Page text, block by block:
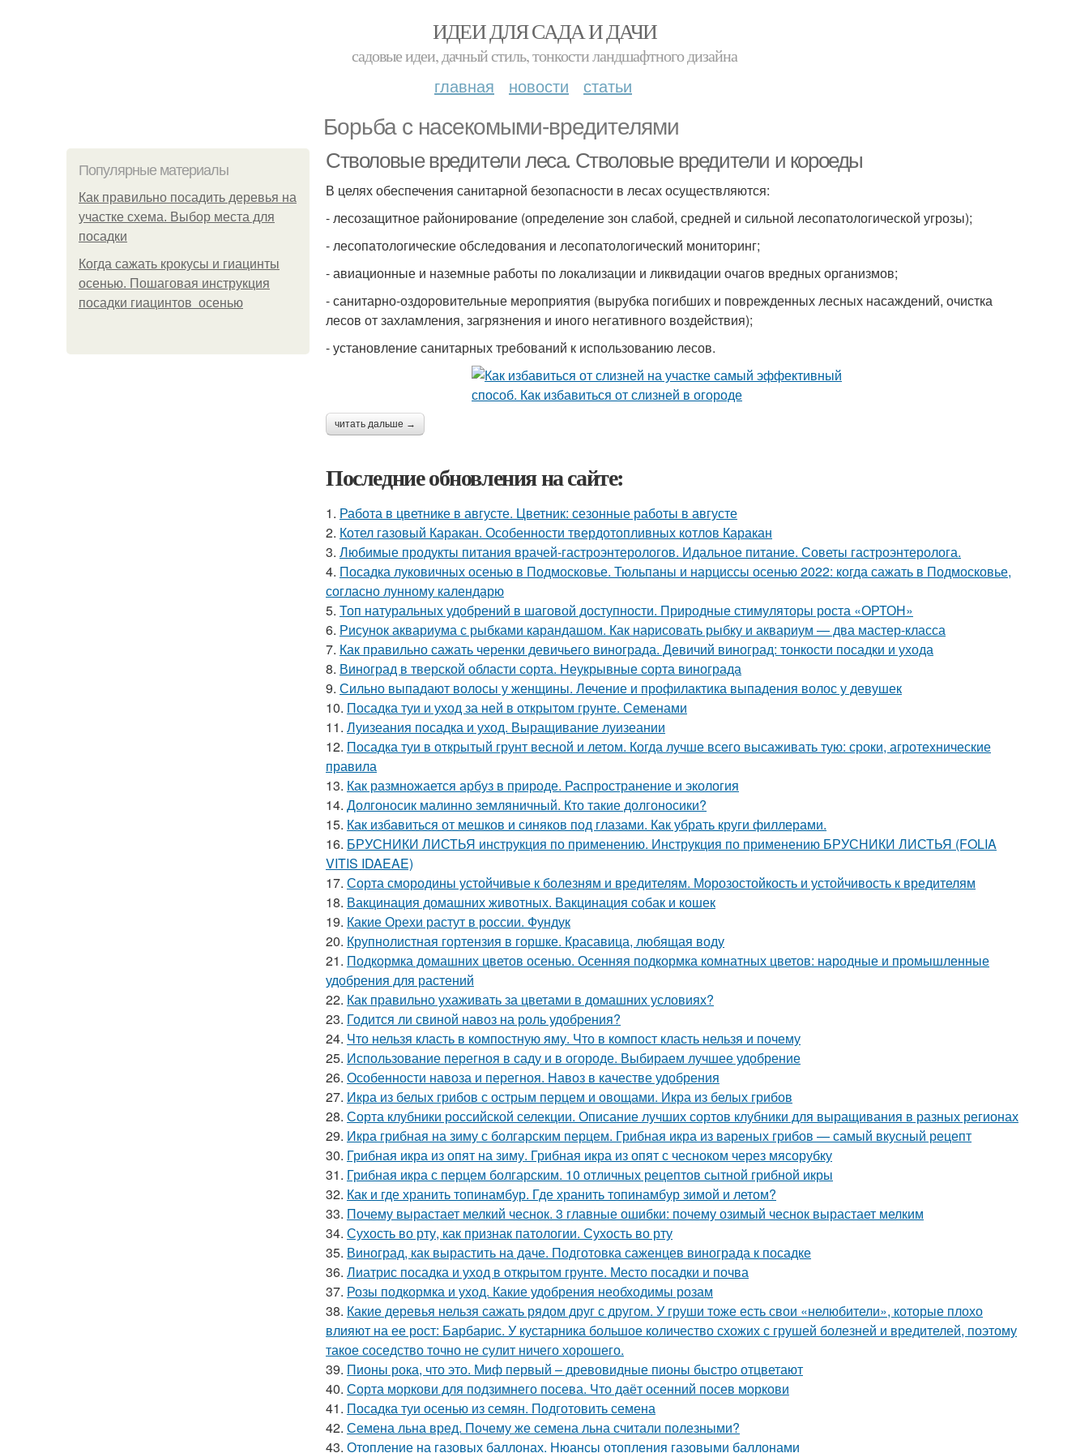
ИДЕИ ДЛЯ САДА И ДАЧИ
садовые идеи, дачный стиль, тонкости ландшафтного дизайна
главная новости статьи
Борьба с насекомыми-вредителями
Популярные материалы
Как правильно посадить деревья на
участке схема. Выбор места для
посадки
Когда сажать крокусы и гиацинты
осенью. Пошаговая инструкция
посадки гиацинтов осенью
Стволовые вредители леса. Стволовые вредители и короеды
В целях обеспечения санитарной безопасности в лесах осуществляются:
- лесозащитное районирование (определение зон слабой, средней и сильной лесопатологической угрозы);
- лесопатологические обследования и лесопатологический мониторинг;
- авиационные и наземные работы по локализации и ликвидации очагов вредных организмов;
- санитарно-оздоровительные мероприятия (вырубка погибших и поврежденных лесных насаждений, очистка
лесов от захламления, загрязнения и иного негативного воздействия);
- установление санитарных требований к использованию лесов.
читать дальше →
Последние обновления на сайте:
1. Работа в цветнике в августе. Цветник: сезонные работы в августе
2. Котел газовый Каракан. Особенности твердотопливных котлов Каракан
3. Любимые продукты питания врачей-гастроэнтерологов. Идальное питание. Советы гастроэнтеролога.
4. Посадка луковичных осенью в Подмосковье. Тюльпаны и нарциссы осенью 2022: когда сажать в Подмосковье,
согласно лунному календарю
5. Топ натуральных удобрений в шаговой доступности. Природные стимуляторы роста «ОРТОН»
6. Рисунок аквариума с рыбками карандашом. Как нарисовать рыбку и аквариум — два мастер-класса
7. Как правильно сажать черенки девичьего винограда. Девичий виноград: тонкости посадки и ухода
8. Виноград в тверской области сорта. Неукрывные сорта винограда
9. Сильно выпадают волосы у женщины. Лечение и профилактика выпадения волос у девушек
10. Посадка туи и уход за ней в открытом грунте. Семенами
11. Луизеания посадка и уход. Выращивание луизеании
12. Посадка туи в открытый грунт весной и летом. Когда лучше всего высаживать тую: сроки, агротехнические
правила
13. Как размножается арбуз в природе. Распространение и экология
14. Долгоносик малинно земляничный. Кто такие долгоносики?
15. Как избавиться от мешков и синяков под глазами. Как убрать круги филлерами.
16. БРУСНИКИ ЛИСТЬЯ инструкция по применению. Инструкция по применению БРУСНИКИ ЛИСТЬЯ (FOLIA
VITIS IDAEAE)
17. Сорта смородины устойчивые к болезням и вредителям. Морозостойкость и устойчивость к вредителям
18. Вакцинация домашних животных. Вакцинация собак и кошек
19. Какие Орехи растут в россии. Фундук
20. Крупнолистная гортензия в горшке. Красавица, любящая воду
21. Подкормка домашних цветов осенью. Осенняя подкормка комнатных цветов: народные и промышленные
удобрения для растений
22. Как правильно ухаживать за цветами в домашних условиях?
23. Годится ли свиной навоз на роль удобрения?
24. Что нельзя класть в компостную яму. Что в компост класть нельзя и почему
25. Использование перегноя в саду и в огороде. Выбираем лучшее удобрение
26. Особенности навоза и перегноя. Навоз в качестве удобрения
27. Икра из белых грибов с острым перцем и овощами. Икра из белых грибов
28. Сорта клубники российской селекции. Описание лучших сортов клубники для выращивания в разных регионах
29. Икра грибная на зиму с болгарским перцем. Грибная икра из вареных грибов — самый вкусный рецепт
30. Грибная икра из опят на зиму. Грибная икра из опят с чесноком через мясорубку
31. Грибная икра с перцем болгарским. 10 отличных рецептов сытной грибной икры
32. Как и где хранить топинамбур. Где хранить топинамбур зимой и летом?
33. Почему вырастает мелкий чеснок. 3 главные ошибки: почему озимый чеснок вырастает мелким
34. Сухость во рту, как признак патологии. Сухость во рту
35. Виноград, как вырастить на даче. Подготовка саженцев винограда к посадке
36. Лиатрис посадка и уход в открытом грунте. Место посадки и почва
37. Розы подкормка и уход. Какие удобрения необходимы розам
38. Какие деревья нельзя сажать рядом друг с другом. У груши тоже есть свои «нелюбители», которые плохо
влияют на ее рост: Барбарис. У кустарника большое количество схожих с грушей болезней и вредителей, поэтому
такое соседство точно не сулит ничего хорошего.
39. Пионы рока, что это. Миф первый – древовидные пионы быстро отцветают
40. Сорта моркови для подзимнего посева. Что даёт осенний посев моркови
41. Посадка туи осенью из семян. Подготовить семена
42. Семена льна вред. Почему же семена льна считали полезными?
43. Отопление на газовых баллонах. Нюансы отопления газовыми баллонами